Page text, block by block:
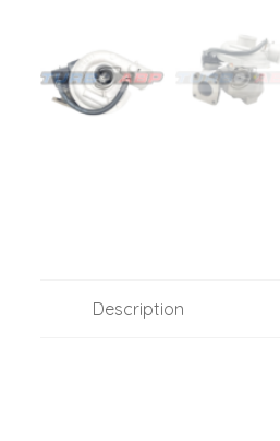
Description